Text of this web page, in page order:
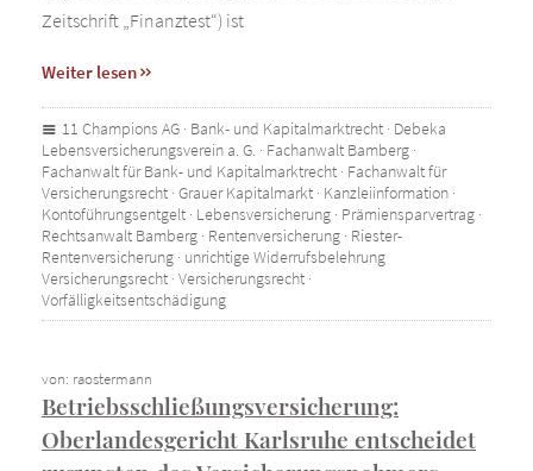
Zeitschrift „Finanztest“) ist
Weiter lesen
11 Champions AG · Bank- und Kapitalmarktrecht · Debeka
Lebensversicherungsverein a. G. · Fachanwalt Bamberg ·
Fachanwalt für Bank- und Kapitalmarktrecht · Fachanwalt für
Versicherungsrecht · Grauer Kapitalmarkt · Kanzleiinformation ·
Kontoführungsentgelt · Lebensversicherung · Prämiensparvertrag ·
Rechtsanwalt Bamberg · Rentenversicherung · Riester-
Rentenversicherung · unrichtige Widerrufsbelehrung
Versicherungsrecht · Versicherungsrecht ·
Vorfälligkeitsentschädigung
von: raostermann
Betriebsschließungsversicherung:
Oberlandesgericht Karlsruhe entscheidet